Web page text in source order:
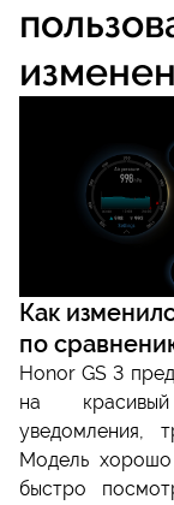
Как
по
Honor GS 3
на красивый
уведомления,
Модель
быстро